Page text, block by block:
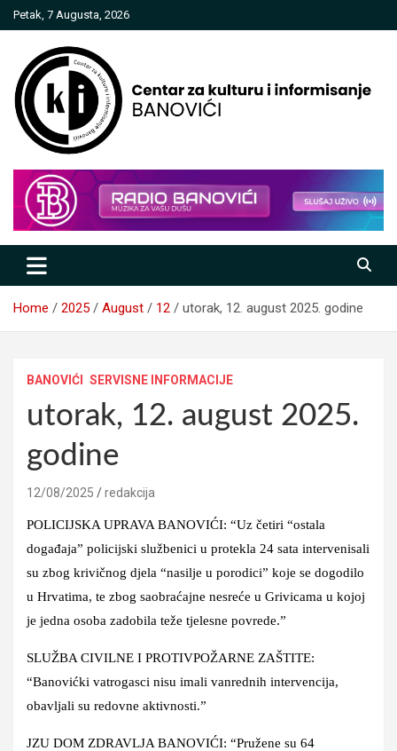
Skip
to
Petak, 7 Augusta, 2026
Centar za kulturu i informisanje
Banovići
Home 2025 August 12 utorak, 12. august 2025. godine
BANOVIĆI SERVISNE INFORMACIJE
utorak, 12. august 2025.
godine
12/08/2025 redakcija
POLICIJSKA UPRAVA BANOVIĆI: “Uz četiri “ostala
događaja” policijski službenici u protekla 24 sata intervenisali
su zbog krivičnog djela “nasilje u porodici” koje se dogodilo
u Hrvatima, te zbog saobraćajne nesreće u Grivicama u kojoj
je jedna osoba zadobila teže tjelesne povrede.”
SLUŽBA CIVILNE I PROTIVPOŽARNE ZAŠTITE:
“Banovićki vatrogasci nisu imali vanrednih intervencija,
obavljali su redovne aktivnosti.”
JZU DOM ZDRAVLJA BANOVIĆI: “Pružene su 64